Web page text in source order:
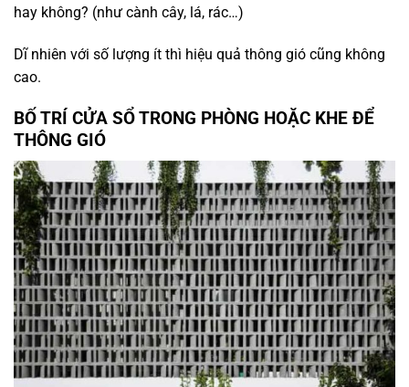
hay không? (như cành cây, lá, rác…)
Dĩ nhiên với số lượng ít thì hiệu quả thông gió cũng không
cao.
BỐ TRÍ CỬA SỔ TRONG PHÒNG HOẶC KHE ĐỂ
THÔNG GIÓ